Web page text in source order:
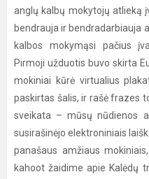
anglų kalbų mokytojų atlieką
bendrauja ir bendradarbiauja
kalbos mokymąsi pačius
Pirmoji užduotis buvo skirta
mokiniai kūrė virtualius
paskirtas šalis, ir rašė frazes
sveikata – mūsų nūdienos
susirašinėjo elektroniniais
panašaus amžiaus
kahoot žaidime apie Kalėdų